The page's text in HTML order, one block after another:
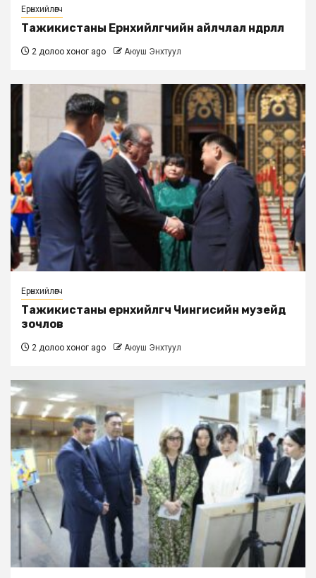
Ерөнхийлөгч
Тажикистаны Ерөнхийлөгчийн айлчлал өндөрлөлөө
2 долоо хоног ago Аюуш Энхтуул
Ерөнхийлөгч
Тажикистаны ерөнхийлөгч Чингисийн музейд
зочлов
2 долоо хоног ago Аюуш Энхтуул